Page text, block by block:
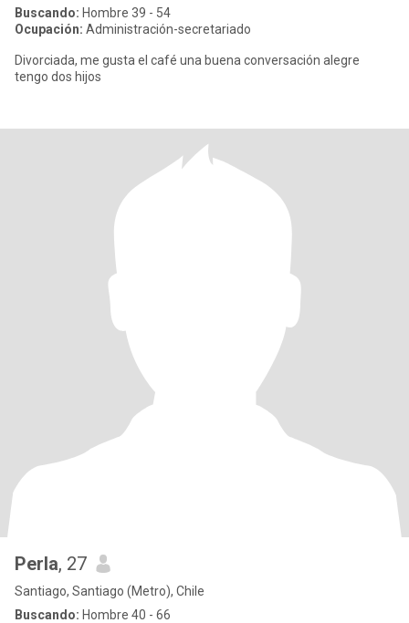
Buscando: Hombre 39 - 54
Ocupación: Administración-secretariado
Divorciada, me gusta el café una buena conversación alegre
tengo dos hijos
Perla, 27
Santiago, Santiago (Metro), Chile
Buscando: Hombre 40 - 66